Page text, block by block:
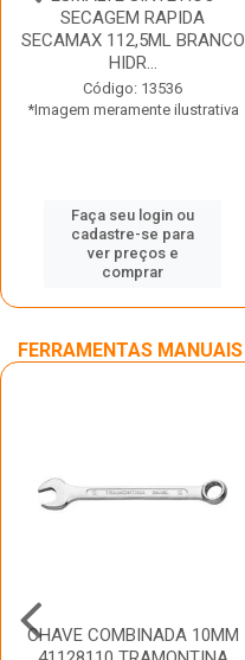
SECAGEM RAPIDA
SECAMAX 112,5ML BRANCO
HIDR...
Código: 13536
*Imagem meramente ilustrativa
Faça seu login ou
cadastre-se para
ver preços e
comprar
FERRAMENTAS MANUAIS
CHAVE COMBINADA 10MM